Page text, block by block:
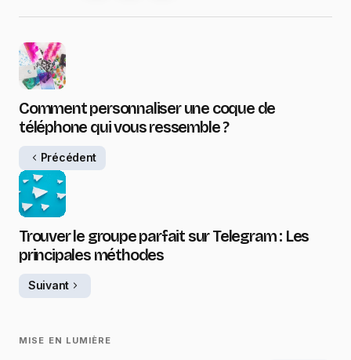
Comment personnaliser une coque de
téléphone qui vous ressemble ?
Précédent
Trouver le groupe parfait sur Telegram : Les
principales méthodes
Suivant
MISE EN LUMIÈRE